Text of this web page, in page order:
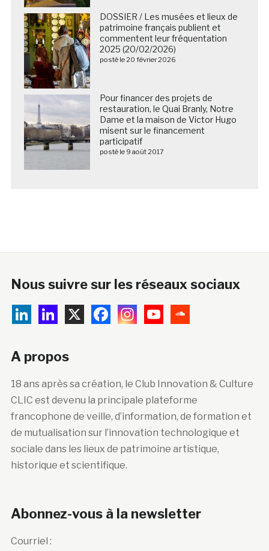
DOSSIER / Les musées et lieux de
patrimoine français publient et
commentent leur fréquentation
2025 (20/02/2026)
posté le 20 février 2026
Pour financer des projets de
restauration, le Quai Branly, Notre
Dame et la maison de Victor Hugo
misent sur le financement
participatif
posté le 9 août 2017
Nous suivre sur les réseaux sociaux
A propos
18 ans après sa création, le Club Innovation & Culture
CLIC est devenu la principale plateforme
francophone de veille, d’information, de formation et
de mutualisation sur l’innovation technologique et
sociale dans les lieux de patrimoine artistique,
historique et scientifique.
Abonnez-vous à la newsletter
Courriel :